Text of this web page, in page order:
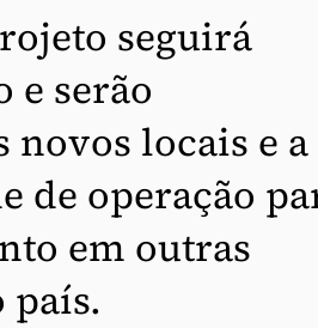
seguirá
e serão
novos locais e a
de operação
em outras
país.